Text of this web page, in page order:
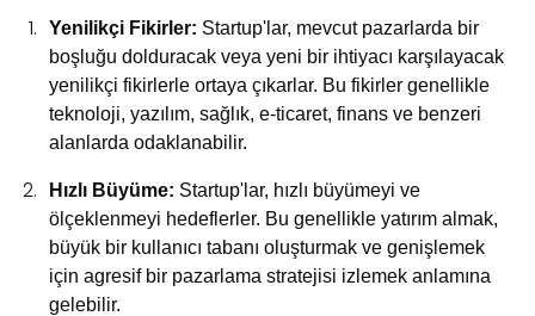
Yenilikçi Fikirler: Startup'lar, mevcut pazarlarda bir
boşluğu dolduracak veya yeni bir ihtiyacı karşılayacak
yenilikçi fikirlerle ortaya çıkarlar. Bu fikirler genellikle
teknoloji, yazılım, sağlık, e-ticaret, finans ve benzeri
alanlarda odaklanabilir.
Hızlı Büyüme: Startup'lar, hızlı büyümeyi ve
ölçeklenmeyi hedeflerler. Bu genellikle yatırım almak,
büyük bir kullanıcı tabanı oluşturmak ve genişlemek
için agresif bir pazarlama stratejisi izlemek anlamına
gelebilir.